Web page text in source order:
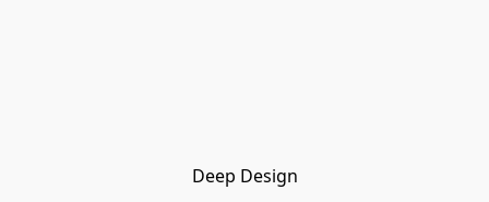
Deep Design